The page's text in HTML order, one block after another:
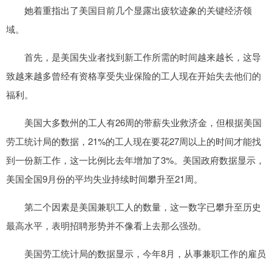
她着重指出了美国目前几个显露出疲软迹象的关键经济领
域。
首先，是美国失业者找到新工作所需的时间越来越长，这导
致越来越多曾经有资格享受失业保险的工人现在开始失去他们的
福利。
美国大多数州的工人有26周的带薪失业救济金，但根据美国
劳工统计局的数据，21%的工人现在要花27周以上的时间才能找
到一份新工作，这一比例比去年增加了3%。美国政府数据显示，
美国全国9月份的平均失业持续时间攀升至21周。
第二个因素是美国兼职工人的数量，这一数字已攀升至历史
最高水平，表明招聘形势并不像看上去那么强劲。
美国劳工统计局的数据显示，今年8月，从事兼职工作的雇员